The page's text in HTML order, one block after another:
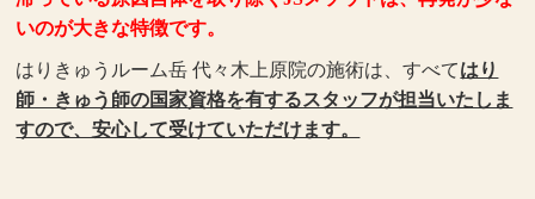
いのが大きな特徴です。
はりきゅうルーム岳 代々木上原院の施術は、すべてはり
師・きゅう師の国家資格を有するスタッフが担当いたしま
すので、安心して受けていただけます。